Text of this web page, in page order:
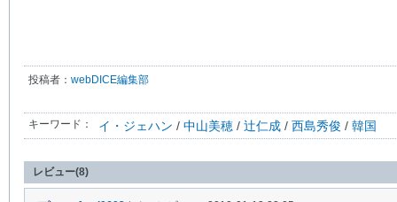
投稿者： webDICE編集部
キーワード： イ・ジェハン / 中山美穂 / 辻仁成 / 西島秀俊 / 韓国
レビュー(8)